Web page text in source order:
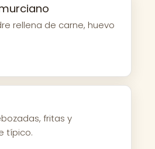
rellena de carne, huevo
fritas y
típico.